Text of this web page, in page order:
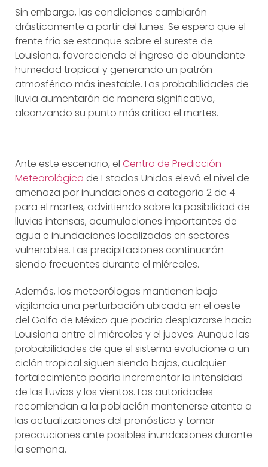
Sin embargo, las condiciones cambiarán
drásticamente a partir del lunes. Se espera que el
frente frío se estanque sobre el sureste de
Louisiana, favoreciendo el ingreso de abundante
humedad tropical y generando un patrón
atmosférico más inestable. Las probabilidades de
lluvia aumentarán de manera significativa,
alcanzando su punto más crítico el martes.
Ante este escenario, el Centro de Predicción
Meteorológica de Estados Unidos elevó el nivel de
amenaza por inundaciones a categoría 2 de 4
para el martes, advirtiendo sobre la posibilidad de
lluvias intensas, acumulaciones importantes de
agua e inundaciones localizadas en sectores
vulnerables. Las precipitaciones continuarán
siendo frecuentes durante el miércoles.
Además, los meteorólogos mantienen bajo
vigilancia una perturbación ubicada en el oeste
del Golfo de México que podría desplazarse hacia
Louisiana entre el miércoles y el jueves. Aunque las
probabilidades de que el sistema evolucione a un
ciclón tropical siguen siendo bajas, cualquier
fortalecimiento podría incrementar la intensidad
de las lluvias y los vientos. Las autoridades
recomiendan a la población mantenerse atenta a
las actualizaciones del pronóstico y tomar
precauciones ante posibles inundaciones durante
la semana.